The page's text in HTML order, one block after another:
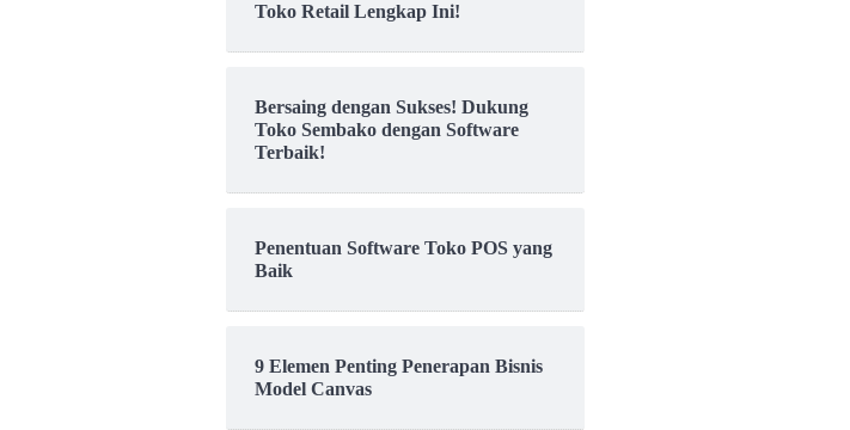
Toko Retail Lengkap Ini!
Bersaing dengan Sukses! Dukung
Toko Sembako dengan Software
Terbaik!
Penentuan Software Toko POS yang
Baik
9 Elemen Penting Penerapan Bisnis
Model Canvas